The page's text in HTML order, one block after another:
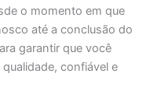
o momento em que
até a conclusão do
garantir que você
confiável e